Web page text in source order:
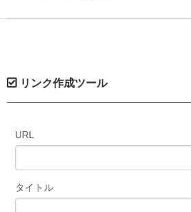
リンク作成ツール
URL
タイトル